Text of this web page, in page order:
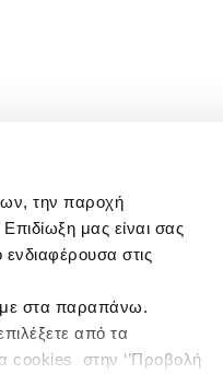
την παροχή
μας είναι σας
ενδιαφέρουσα στις
στα παραπάνω.
από τα
cookies στην ‘’Προβολή